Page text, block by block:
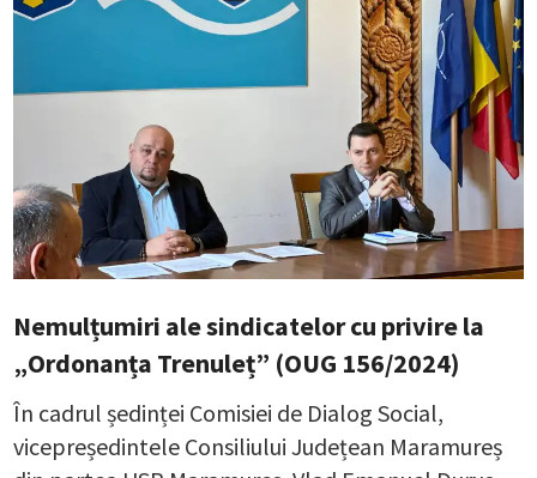
Nemulțumiri ale sindicatelor cu privire la
„Ordonanța Trenuleț” (OUG 156/2024)
În cadrul ședinței Comisiei de Dialog Social,
vicepreședintele Consiliului Județean Maramureș